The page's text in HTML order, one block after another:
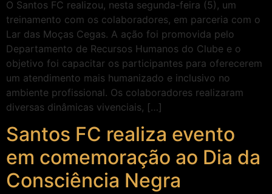
O Santos FC realizou, nesta segunda-feira (5), um
treinamento com os colaboradores, em parceria com o
Lar das Moças Cegas. A ação foi promovida pelo
Departamento de Recursos Humanos do Clube e o
objetivo foi capacitar os participantes para oferecerem
um atendimento mais humanizado e inclusivo no
ambiente profissional. Os colaboradores realizaram
diversas dinâmicas vivenciais, […]
Santos FC realiza evento
em comemoração ao Dia da
Consciência Negra